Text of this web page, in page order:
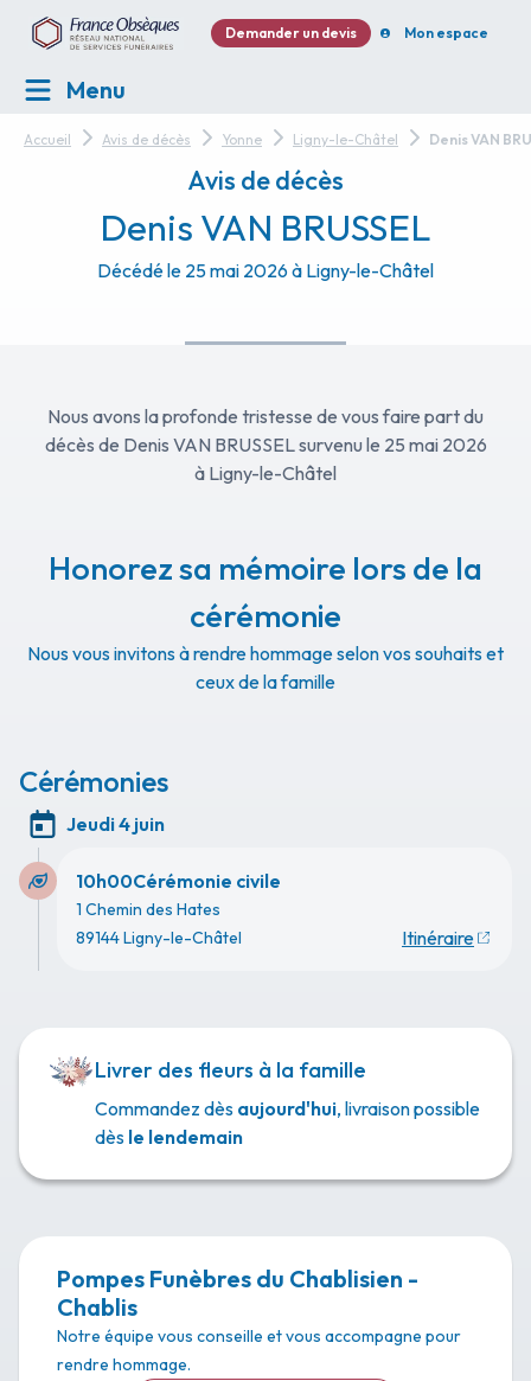
Demander un devis Mon espace
Menu
Accueil Avis de décès Yonne Ligny-le-Châtel Denis VAN
Avis de décès
Denis VAN BRUSSEL
Décédé le 25 mai 2026 à Ligny-le-Châtel
Nous avons la profonde tristesse de vous faire part du
décès de Denis VAN BRUSSEL survenu le 25 mai 2026
à Ligny-le-Châtel
Honorez sa mémoire lors de la
cérémonie
Nous vous invitons à rendre hommage selon vos souhaits et
ceux de la famille
Cérémonies
Jeudi 4 juin
10h00Cérémonie civile
1 Chemin des Hates
89144 Ligny-le-Châtel
Itinéraire
Livrer des fleurs à la famille
Commandez dès aujourd'hui, livraison possible
dès le lendemain
Pompes Funèbres du Chablisien -
Chablis
Notre équipe vous conseille et vous accompagne pour
rendre hommage.